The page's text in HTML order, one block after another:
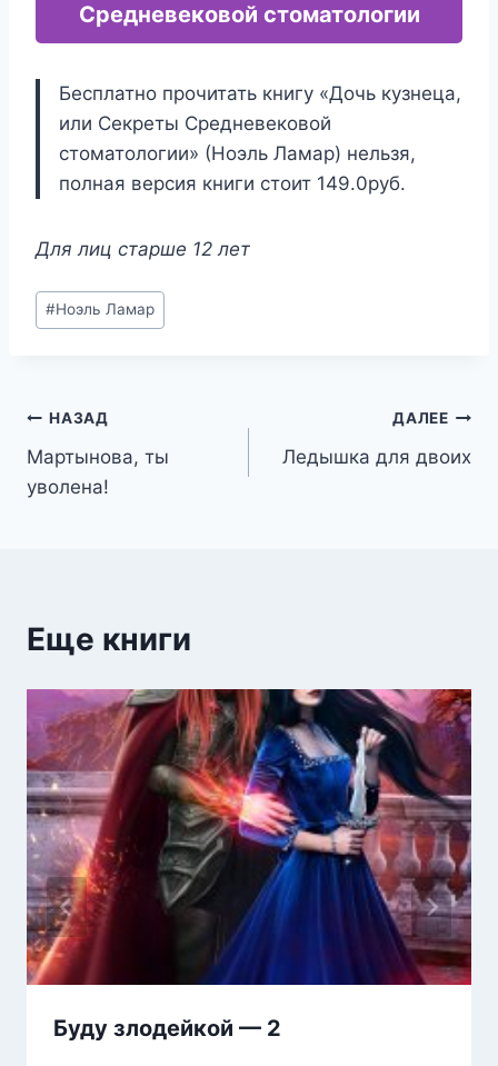
Средневековой стоматологии
Бесплатно прочитать книгу «Дочь кузнеца,
или Секреты Средневековой
стоматологии» (Ноэль Ламар) нельзя,
полная версия книги стоит 149.0руб.
Для лиц старше 12 лет
Метки
записи:
#Ноэль Ламар
Навигация
по
НАЗАД
Мартынова, ты
уволена!
ДАЛЕЕ
Ледышка для двоих
Еще книги
Буду злодейкой — 2